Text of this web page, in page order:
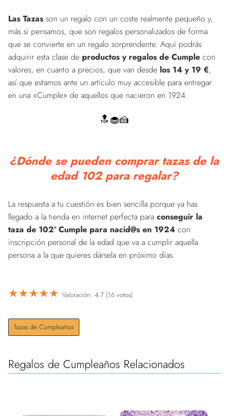
Las Tazas son un regalo con un coste realmente pequeño y,
más si pensamos, que son regalos personalizados de forma
que se convierte en un regalo sorprendente. Aquí podrás
adquirir esta clase de productos y regalos de Cumple con
valores, en cuanto a precios, que van desde los 14 y 19 €,
así que estamos ante un artículo muy accesible para entregar
en una «Cumple» de aquellos que nacieron en 1924.
🔝🧁🍰
¿Dónde se pueden comprar tazas de la
edad 102 para regalar?
La respuesta a tu cuestión es bien sencilla porque ya has
llegado a la tienda en internet perfecta para conseguir la
taza de 102º Cumple para nacid@s en 1924 con
inscripción personal de la edad que va a cumplir aquella
persona a la que quieres dársela en próximo días.
★★★★★ Valoración: 4.7 (16 votos)
Tazas de Cumpleaños
Regalos de Cumpleaños Relacionados